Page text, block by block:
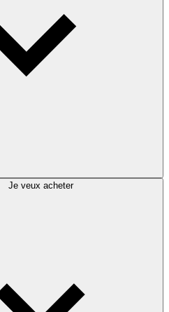
Je veux acheter